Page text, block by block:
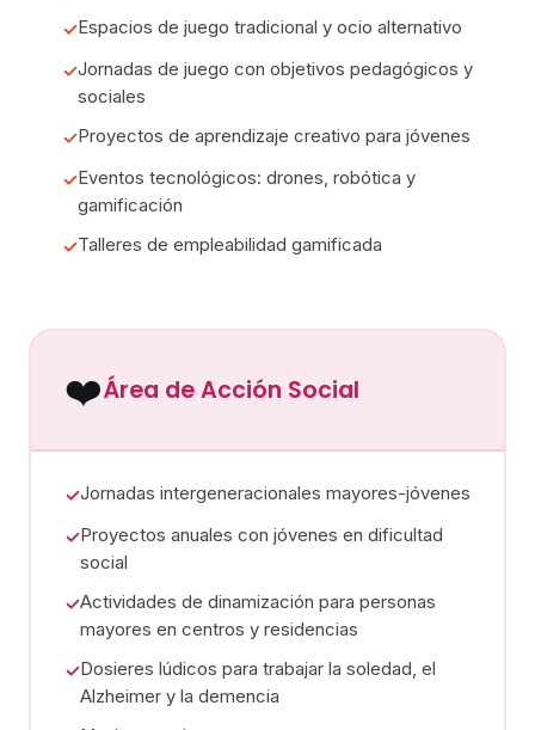
✓Espacios de juego tradicional y ocio alternativo
✓Jornadas de juego con objetivos pedagógicos y
sociales
✓Proyectos de aprendizaje creativo para jóvenes
✓Eventos tecnológicos: drones, robótica y
gamificación
✓Talleres de empleabilidad gamificada
❤️Área de Acción Social
✓Jornadas intergeneracionales mayores-jóvenes
✓Proyectos anuales con jóvenes en dificultad
social
✓Actividades de dinamización para personas
mayores en centros y residencias
✓Dosieres lúdicos para trabajar la soledad, el
Alzheimer y la demencia